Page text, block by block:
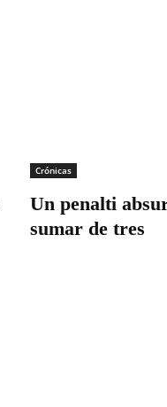
Crónicas
Un penalti
sumar de tres